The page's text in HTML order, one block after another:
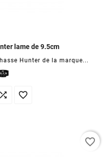
lame de 9.5cm
Hunter de la marque...
 
favorite_border